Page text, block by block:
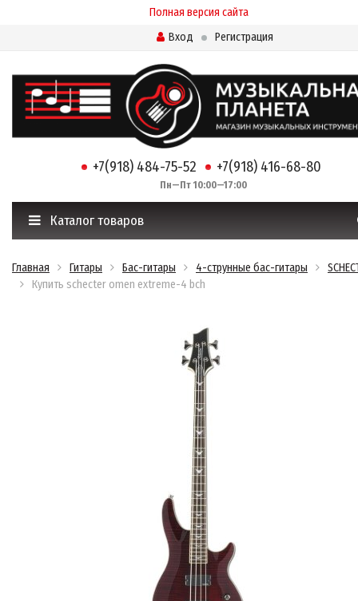
Полная версия сайта
Вход
Регистрация
+7(918) 484-75-52 +7(918) 416-68-80
Пн—Пт 10:00—17:00
Каталог товаров
Главная Гитары Бас-гитары 4-струнные бас-гитары
Купить schecter omen extreme-4 bch